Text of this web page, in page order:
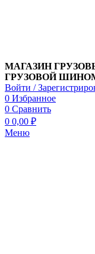
МАГАЗИН
ГРУЗОВОЙ
Войти /
0 Избранное
0 Сравнить
0 0,00 ₽
Меню